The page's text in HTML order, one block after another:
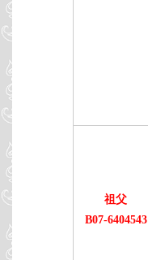
祖父
B07-6404543